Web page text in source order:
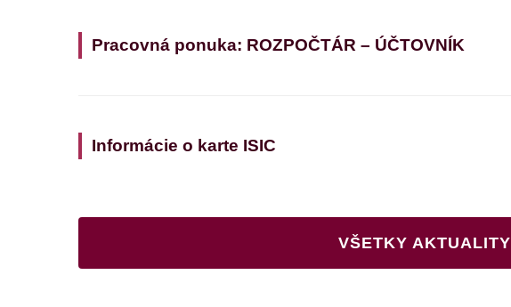
Pracovná ponuka: ROZPOČTÁR – ÚČTOVNÍK
Informácie o karte ISIC
VŠETKY AKTUALITY